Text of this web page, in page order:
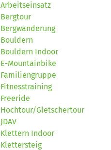
Arbeitseinsatz
Bergtour
Bergwanderung
Bouldern
Bouldern Indoor
E-Mountainbike
Familiengruppe
Fitnesstraining
Freeride
Hochtour/Gletschertour
JDAV
Klettern Indoor
Klettersteig